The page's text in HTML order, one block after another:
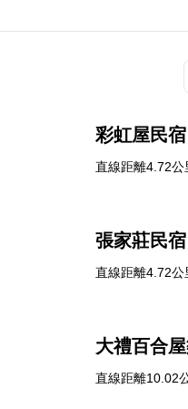
彩虹屋民宿
直線距離4.72公
張家莊民宿
直線距離4.72公
大禮百合
直線距離10.02